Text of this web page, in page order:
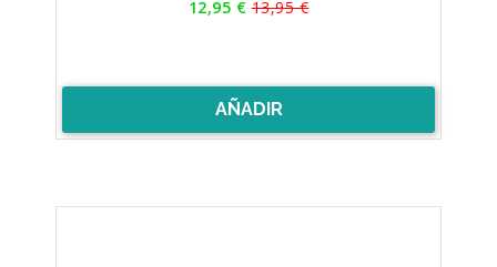
12,95 €Precio
13,95 €
AÑADIR